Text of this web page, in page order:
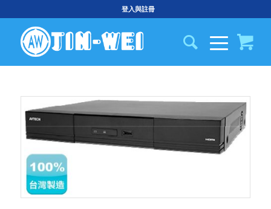
登入與註冊